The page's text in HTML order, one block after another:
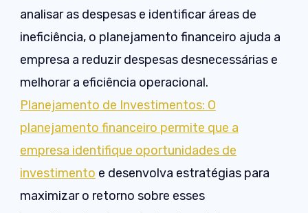
analisar as despesas e identificar áreas de
ineficiência, o planejamento financeiro ajuda a
empresa a reduzir despesas desnecessárias e
melhorar a eficiência operacional.
Planejamento de Investimentos: O
planejamento financeiro permite que a
empresa identifique oportunidades de
investimento e desenvolva estratégias para
maximizar o retorno sobre esses